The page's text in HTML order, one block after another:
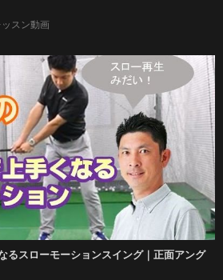
ッスン動画
るスローモーションスイング｜正面アング